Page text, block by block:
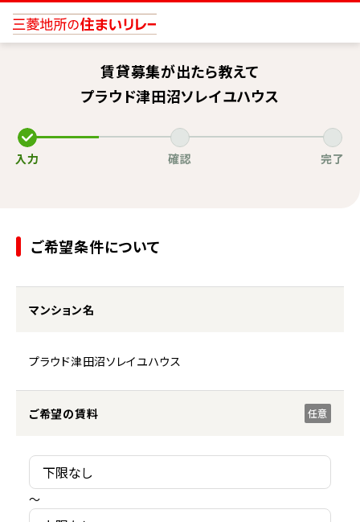
賃貸募集が出たら教えて
プラウド津田沼ソレイユハウス
入力 確認 完了
ご希望条件について
マンション名
プラウド津田沼ソレイユハウス
ご希望の賃料 任意
～